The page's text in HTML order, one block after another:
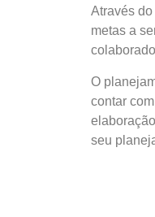
Através
metas a
O
contar
seu